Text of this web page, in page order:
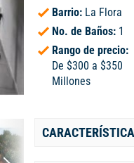
Barrio: La Flora
No. de Baños: 1
Rango de precio:
De $300 a $350
Millones